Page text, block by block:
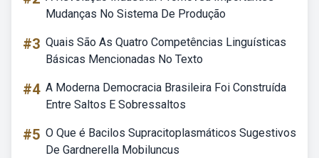
Mudanças No Sistema De Produção
#3 Quais São As Quatro Competências Linguísticas
Básicas Mencionadas No Texto
#4 A Moderna Democracia Brasileira Foi Construída
Entre Saltos E Sobressaltos
#5 O Que é Bacilos Supracitoplasmáticos Sugestivos
De Gardnerella Mobiluncus